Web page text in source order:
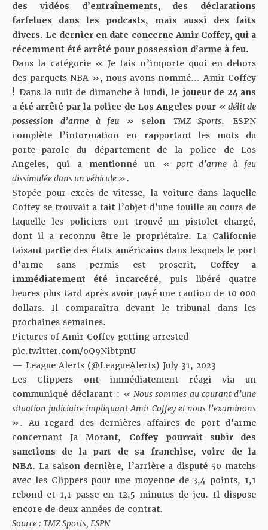
des vidéos d’entraînements, des déclarations
farfelues dans les podcasts, mais aussi des faits
divers. Le dernier en date concerne Amir Coffey, qui a
récemment été arrêté pour possession d’arme à feu.
Dans la catégorie « Je fais n’importe quoi en dehors
des parquets NBA », nous avons nommé… Amir Coffey
! Dans la nuit de dimanche à lundi, le joueur de 24 ans
a été arrêté par la police de Los Angeles pour « délit de
possession d’arme à feu » selon TMZ Sports. ESPN
complète l’information en rapportant les mots du
porte-parole du département de la police de Los
Angeles, qui a mentionné un « port d’arme à feu
dissimulée dans un véhicule ».
Stopée pour excès de vitesse, la voiture dans laquelle
Coffey se trouvait a fait l’objet d’une fouille au cours de
laquelle les policiers ont trouvé un pistolet chargé,
dont il a reconnu être le propriétaire. La Californie
faisant partie des états américains dans lesquels le port
d’arme sans permis est proscrit, Coffey a
immédiatement été incarcéré, puis libéré quatre
heures plus tard après avoir payé une caution de 10 000
dollars. Il comparaîtra devant le tribunal dans les
prochaines semaines.
Pictures of Amir Coffey getting arrested
pic.twitter.com/oQ9NibtpnU
— League Alerts (@LeagueAlerts) July 31, 2023
Les Clippers ont immédiatement réagi via un
communiqué déclarant : « Nous sommes au courant d’une
situation judiciaire impliquant Amir Coffey et nous l’examinons
». Au regard des dernières affaires de port d’arme
concernant Ja Morant, Coffeypourrait subir des
sanctions de la part de sa franchise, voire de la
NBA. La saison dernière, l’arrière a disputé 50 matchs
avec les Clippers pour une moyenne de 3,4 points, 1,1
rebond et 1,1 passe en 12,5 minutes de jeu. Il dispose
encore de deux années de contrat.
Source : TMZ Sports, ESPN